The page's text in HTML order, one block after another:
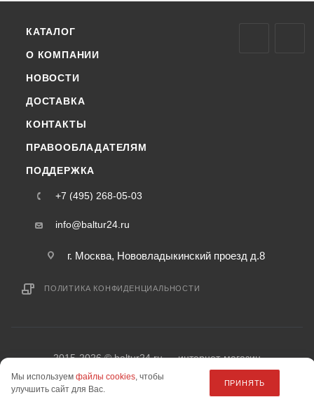
КАТАЛОГ
О КОМПАНИИ
НОВОСТИ
ДОСТАВКА
КОНТАКТЫ
ПРАВООБЛАДАТЕЛЯМ
ПОДДЕРЖКА
+7 (495) 268-05-03
info@baltur24.ru
г. Москва, Нововладыкинский проезд д.8
ПОЛИТИКА КОНФИДЕНЦИАЛЬНОСТИ
2015-2026 © baltur24.ru — интернет-магазин
информация на сайте «baltur24.ru» не является публичной офертой.
Мы используем файлы cookies, чтобы
улучшить сайт для Вас.
ПРИНЯТЬ